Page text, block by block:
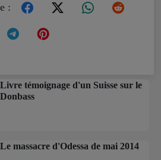
:
Livre témoignage d'un Suisse sur le
Donbass
Le massacre d'Odessa de mai 2014